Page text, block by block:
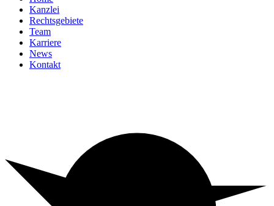
Kanzlei
Rechtsgebiete
Team
Karriere
News
Kontakt